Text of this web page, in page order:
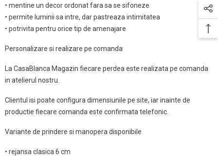
• mentine un decor ordonat fara sa se sifoneze
• permite luminii sa intre, dar pastreaza intimitatea
• potrivita pentru orice tip de amenajare
Personalizare si realizare pe comanda
La CasaBlanca Magazin fiecare perdea este realizata pe comanda
in atelierul nostru.
Clientul isi poate configura dimensiunile pe site, iar inainte de
productie fiecare comanda este confirmata telefonic.
Variante de prindere si manopera disponibile
• rejansa clasica 6 cm